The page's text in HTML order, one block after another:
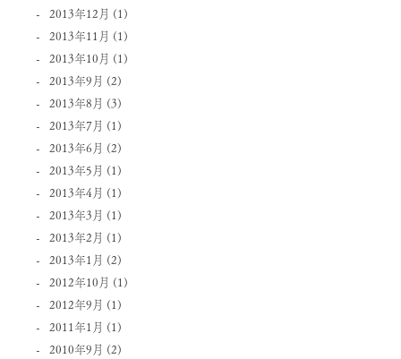
2013年12月 (1)
2013年11月 (1)
2013年10月 (1)
2013年9月 (2)
2013年8月 (3)
2013年7月 (1)
2013年6月 (2)
2013年5月 (1)
2013年4月 (1)
2013年3月 (1)
2013年2月 (1)
2013年1月 (2)
2012年10月 (1)
2012年9月 (1)
2011年1月 (1)
2010年9月 (2)